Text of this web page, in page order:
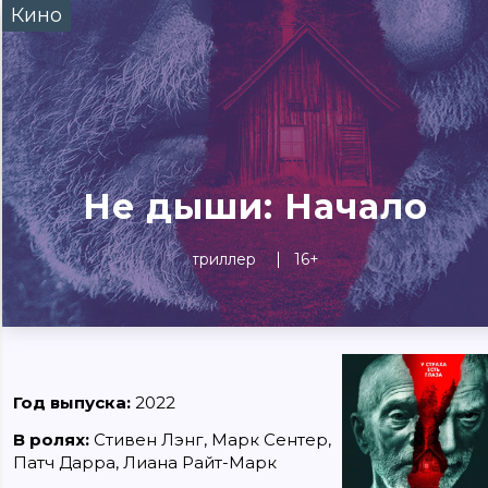
#билеты без комиссии
Сегодня Завтра
Событиям
Концерты Театр Детям Выставки
Кино
Не дыши: Начало
триллер 16+
Год выпуска: 2022
В ролях: Стивен Лэнг, Марк Сентер,
Патч Дарра, Лиана Райт-Марк